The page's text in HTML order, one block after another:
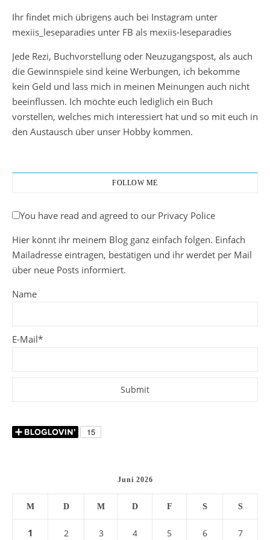
Ihr findet mich übrigens auch bei Instagram unter
mexiis_leseparadies unter FB als mexiis-leseparadies
Jede Rezi, Buchvorstellung oder Neuzugangspost, als auch
die Gewinnspiele sind keine Werbungen, ich bekomme
kein Geld und lass mich in meinen Meinungen auch nicht
beeinflussen. Ich möchte euch lediglich ein Buch
vorstellen, welches mich interessiert hat und so mit euch in
den Austausch über unser Hobby kommen.
FOLLOW ME
You have read and agreed to our Privacy Police
Hier könnt ihr meinem Blog ganz einfach folgen. Einfach
Mailadresse eintragen, bestätigen und ihr werdet per Mail
über neue Posts informiert.
Name
E-Mail*
Juni 2026
M D M D F S S
1 2 3 4 5 6 7